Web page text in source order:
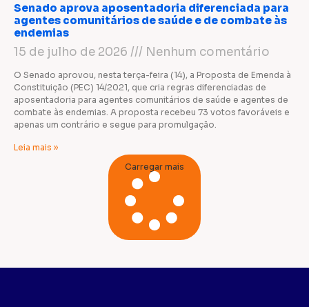
Senado aprova aposentadoria diferenciada para
agentes comunitários de saúde e de combate às
endemias
15 de julho de 2026 Nenhum comentário
O Senado aprovou, nesta terça-feira (14), a Proposta de Emenda à
Constituição (PEC) 14/2021, que cria regras diferenciadas de
aposentadoria para agentes comunitários de saúde e agentes de
combate às endemias. A proposta recebeu 73 votos favoráveis e
apenas um contrário e segue para promulgação.
Leia mais »
Carregar mais